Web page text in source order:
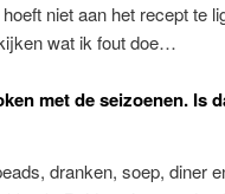
niet aan het recept te
wat ik fout doe…
met de seizoenen. Is
dranken, soep, diner